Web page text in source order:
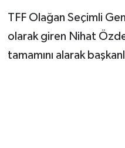
TFF Olağan Seçimli
olarak giren Nihat
tamamını alarak